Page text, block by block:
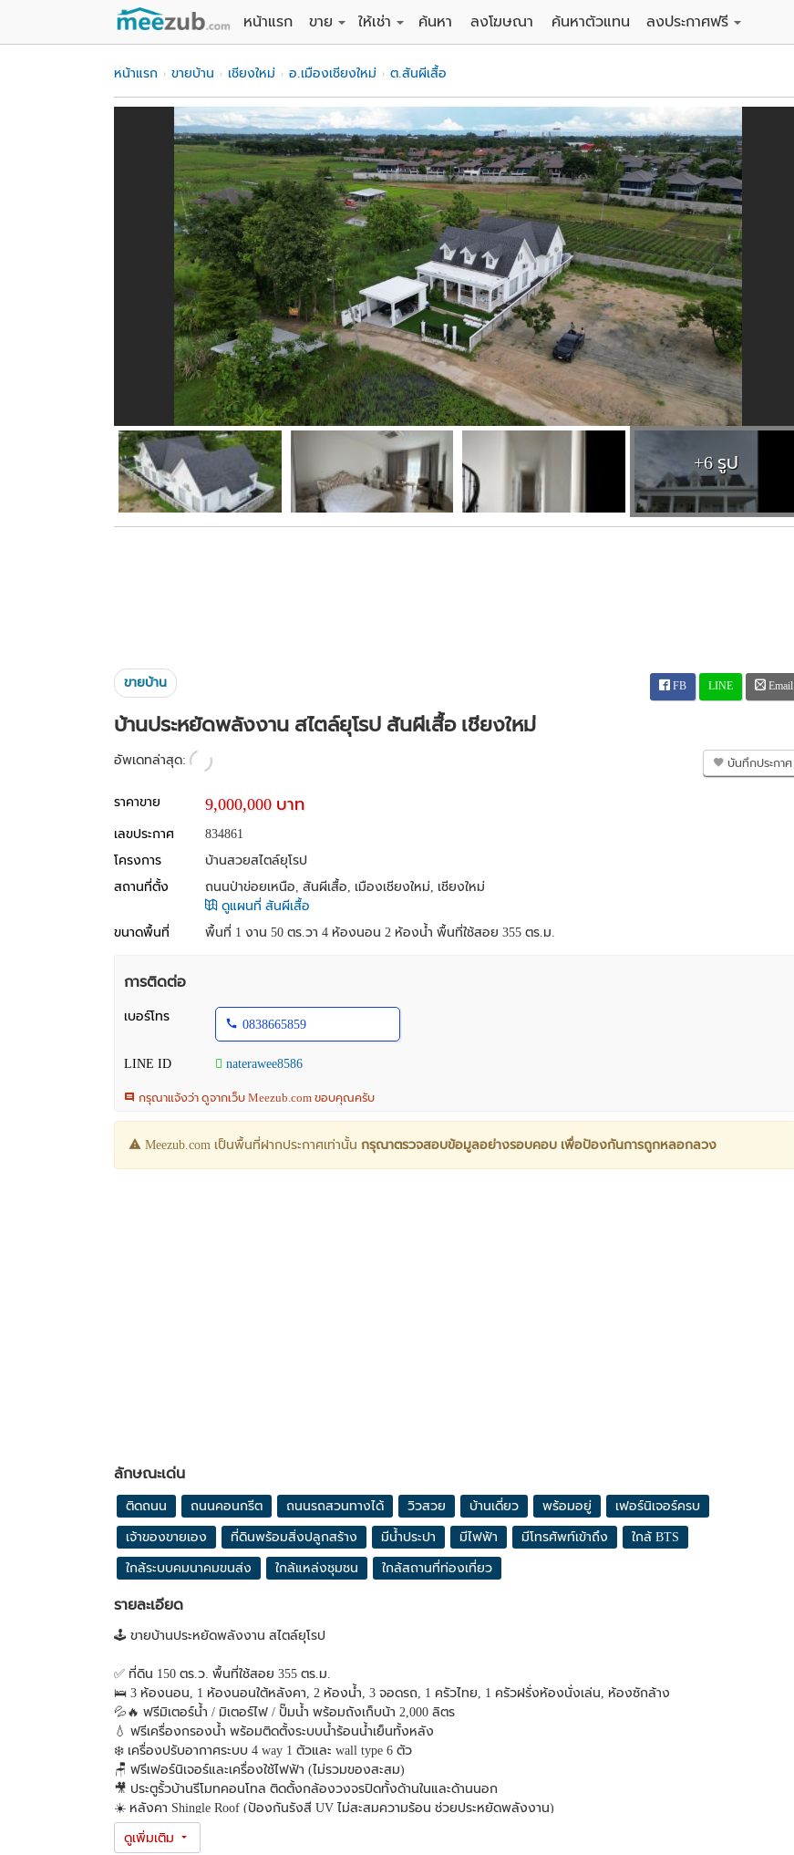
หน้าแรก
ขาย
ขายบ้าน
ขายคอนโด
ขายทาวน์เฮาส์
ขายอพาร์ทเม้นท์ / โรงแรม
ขายอาคารพาณิชย์ / สำนักงาน
ขายโรงงาน / โกดัง
ให้เช่า
ให้เช่าบ้าน
ให้เช่าคอนโด
ให้เช่าทาวน์เฮาส์
ให้เช่าอพาร์ทเม้นท์ / โรงแรม
ให้เช่าอาคารพาณิชย์ / สำนักงาน
ให้เช่าโรงงาน / โกดัง
ค้นหา ลงโฆษณา ค้นหาตัวแทน
ลงประกาศฟรี
หน้าแรก ขายบ้าน เชียงใหม่ อ.เมืองเชียงใหม่ ต.สันผีเสื้อ
+6 รูป
ขายบ้าน FB LINE Email
บ้านประหยัดพลังงาน สไตล์ยุโรป สันผีเสื้อ เชียงใหม่
อัพเดทล่าสุด: บันทึกประกาศ
ราคาขาย 9,000,000 บาท
เลขประกาศ
834861
โครงการ
บ้านสวยสไตล์ยุโรป
สถานที่ตั้ง
ถนนป่าข่อยเหนือ, สันผีเสื้อ, เมืองเชียงใหม่, เชียงใหม่
ดูแผนที่ สันผีเสื้อ
ขนาดพื้นที่
พื้นที่ 1 งาน 50 ตร.วา 4 ห้องนอน 2 ห้องน้ำ พื้นที่ใช้สอย 355 ตร.ม.
การติดต่อ
เบอร์โทร
0838665859
LINE ID naterawee8586
กรุณาแจ้งว่า ดูจากเว็บ Meezub.com ขอบคุณครับ
Meezub.com เป็นพื้นที่ฝากประกาศเท่านั้น กรุณาตรวจสอบข้อมูลอย่างรอบคอบ เพื่อป้องกันการถูกหลอกลวง
ลักษณะเด่น
ติดถนน ถนนคอนกรีต ถนนรถสวนทางได้ วิวสวย บ้านเดี่ยว พร้อมอยู่ เฟอร์นิเจอร์ครบ
เจ้าของขายเอง ที่ดินพร้อมสิ่งปลูกสร้าง มีน้ำประปา มีไฟฟ้า มีโทรศัพท์เข้าถึง ใกล้ BTS
ใกล้ระบบคมนาคมขนส่ง ใกล้แหล่งชุมชน ใกล้สถานที่ท่องเที่ยว
รายละเอียด
🕹️ ขายบ้านประหยัดพลังงาน สไตล์ยุโรป
✅ ที่ดิน 150 ตร.ว. พื้นที่ใช้สอย 355 ตร.ม.
🛌 3 ห้องนอน, 1 ห้องนอนใต้หลังคา, 2 ห้องน้ำ, 3 จอดรถ, 1 ครัวไทย, 1 ครัวฝรั่งห้องนั่งเล่น, ห้องซักล้าง
💦🔥 ฟรีมิเตอร์น้ำ / มิเตอร์ไฟ / ปั๊มน้ำ พร้อมถังเก็บน้า 2,000 ลิตร
💧 ฟรีเครื่องกรองน้ำ พร้อมติดตั้งระบบน้ำร้อนน้ำเย็นทั้งหลัง
❄️ เครื่องปรับอากาศระบบ 4 way 1 ตัวและ wall type 6 ตัว
🪑 ฟรีเฟอร์นิเจอร์และเครื่องใช้ไฟฟ้า (ไม่รวมของสะสม)
🎥 ประตูรั้วบ้านรีโมทคอนโทล ติดตั้งกล้องวงจรปิดทั้งด้านในและด้านนอก
☀️ หลังคา Shingle Roof (ป้องกันรังสี UV ไม่สะสมความร้อน ช่วยประหยัดพลังงาน)
ราคา 9,000,000 บาท
🕹️ พิกัดบ้านป่าข่อยเหนือ ต.สันผีเสื้อ อ.เมืองเชียงใหม่ จ.เชียงใหม่